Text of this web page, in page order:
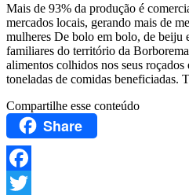
Mais de 93% da produção é
mercados locais, gerando mais de
mulheres De bolo em bolo, de beiju
familiares do território da
alimentos colhidos nos seus
toneladas de comidas beneficiadas.
Compartilhe esse conteúdo
Share
Facebook